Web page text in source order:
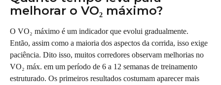
melhorar o VO₂ máximo?
O VO₂ máximo é um indicador que evolui gradualmente.
Então, assim como a maioria dos aspectos da corrida, isso exige
paciência. Dito isso, muitos corredores observam melhorias no
VO₂ máx. em um período de 6 a 12 semanas de treinamento
estruturado. Os primeiros resultados costumam aparecer mais